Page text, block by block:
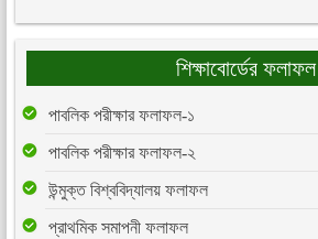
শিক্ষাবোর্ডের ফলাফল
পাবলিক পরীক্ষার ফলাফল-১
পাবলিক পরীক্ষার ফলাফল-২
উন্মুক্ত বিশ্ববিদ্যালয় ফলাফল
প্রাথমিক সমাপনী ফলাফল